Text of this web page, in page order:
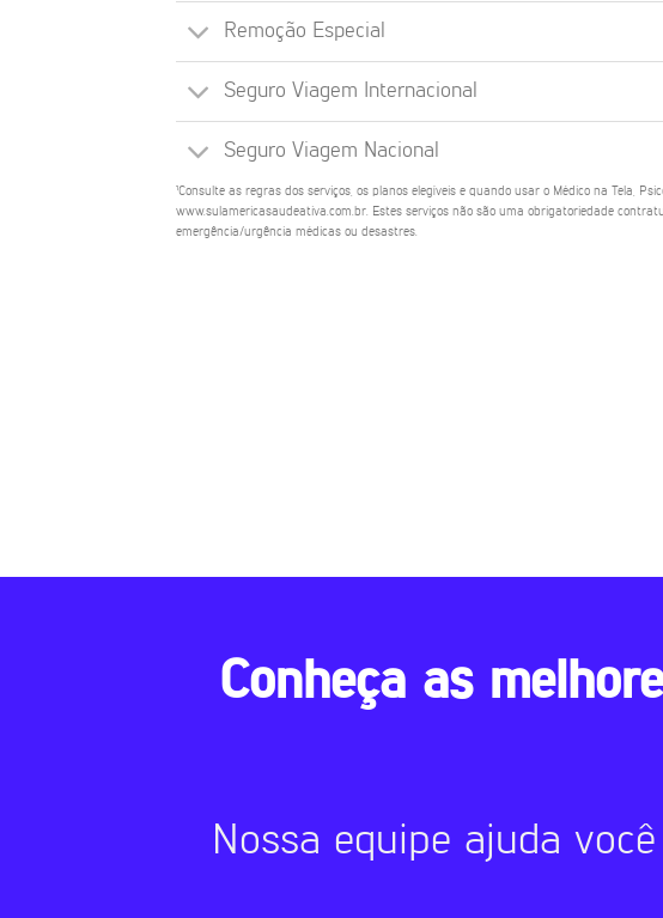
Remoção Especial
Seguro Viagem Internacional
Seguro Viagem Nacional
¹Consulte as regras dos serviços, os planos elegíveis e quando usar o Médico na Tela,
www.sulamericasaudeativa.com.br. Estes serviços não são uma obrigatoriedade
emergência/urgência médicas ou desastres.
Conheça as
Nossa equipe ajuda